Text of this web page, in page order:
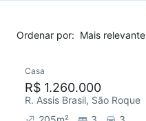
Ordenar por: Mais relevante
Casa
R$ 1.260.000
R. Assis Brasil, São Roque